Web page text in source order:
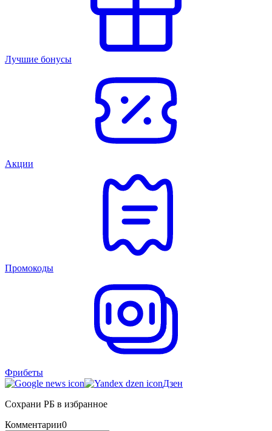
Лучшие бонусы
Акции
Промокоды
Фрибеты
Дзен
Сохрани РБ в избранное
Комментарии0